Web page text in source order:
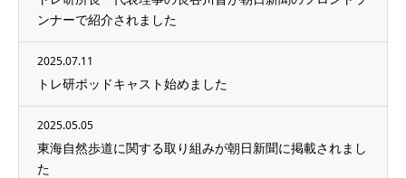
ンナーで紹介されました
2025.07.11
トレ研ポッドキャスト始めました
2025.05.05
東海自然歩道に関する取り組みが朝日新聞に掲載されまし
た